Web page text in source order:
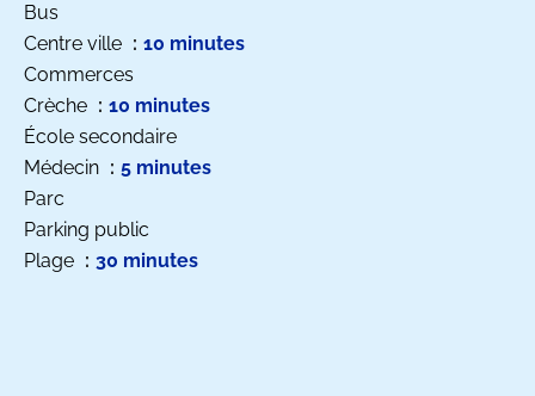
Bus
Centre ville
10 minutes
Commerces
Crèche
10 minutes
École secondaire
Médecin
5 minutes
Parc
Parking public
Plage
30 minutes